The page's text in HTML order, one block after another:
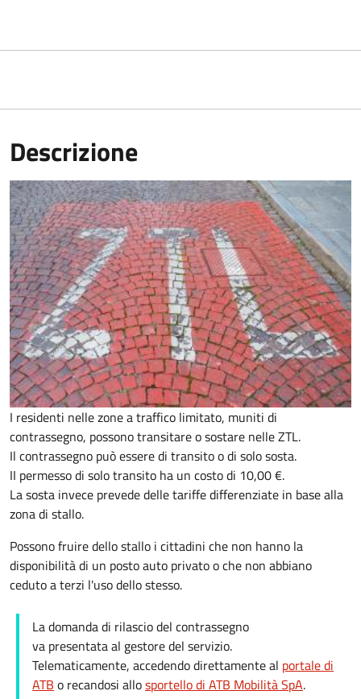
Descrizione
I residenti nelle zone a traffico limitato, muniti di
contrassegno, possono transitare o sostare nelle ZTL.
Il contrassegno può essere di transito o di solo sosta.
II permesso di solo transito ha un costo di 10,00 €.
La sosta invece prevede delle tariffe differenziate in base alla
zona di stallo.
Possono fruire dello stallo i cittadini che non hanno la
disponibilità di un posto auto privato o che non abbiano
ceduto a terzi l'uso dello stesso.
La domanda di rilascio del contrassegno
va presentata al gestore del servizio.
Telematicamente, accedendo direttamente al portale di
ATB o recandosi allosportello di ATB Mobilità SpA.